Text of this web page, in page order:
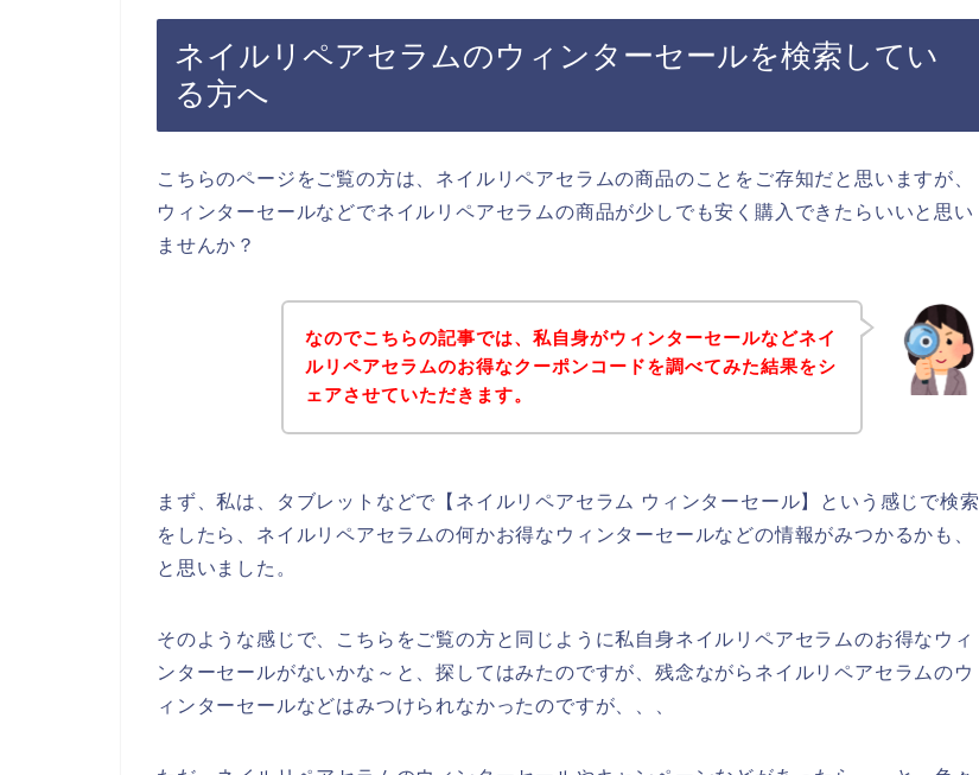
ネイルリペアセラムのウィンターセールを検索してい
る方へ
こちらのページをご覧の方は、ネイルリペアセラムの商品のことをご存知だと思いますが、
ウィンターセールなどでネイルリペアセラムの商品が少しでも安く購入できたらいいと思い
ませんか？
なのでこちらの記事では、私自身がウィンターセールなどネイ
ルリペアセラムのお得なクーポンコードを調べてみた結果をシ
ェアさせていただきます。
まず、私は、タブレットなどで【ネイルリペアセラム ウィンターセール】という感じで検索
をしたら、ネイルリペアセラムの何かお得なウィンターセールなどの情報がみつかるかも、
と思いました。
そのような感じで、こちらをご覧の方と同じように私自身ネイルリペアセラムのお得なウィ
ンターセールがないかな～と、探してはみたのですが、残念ながらネイルリペアセラムのウ
ィンターセールなどはみつけられなかったのですが、、、